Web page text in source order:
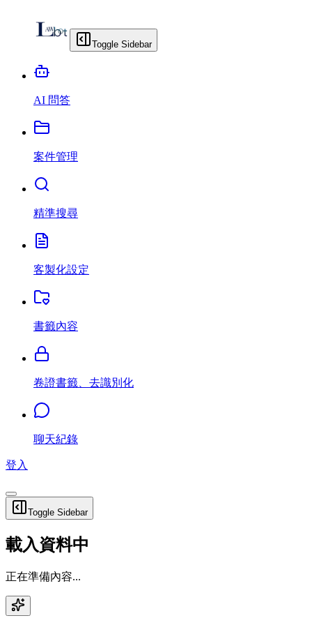
Toggle Sidebar
AI 問答
案件管理
精準搜尋
客製化設定
書籤內容
卷證書籤、去識別化
聊天紀錄
登入
Toggle Sidebar
載入資料中
正在準備內容...